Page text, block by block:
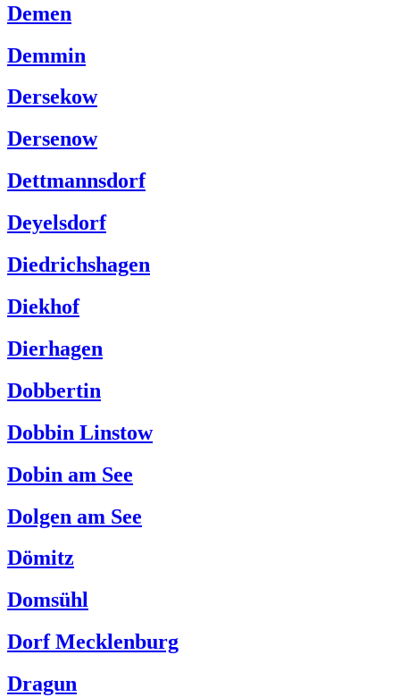
Demen
Demmin
Dersekow
Dersenow
Dettmannsdorf
Deyelsdorf
Diedrichshagen
Diekhof
Dierhagen
Dobbertin
Dobbin Linstow
Dobin am See
Dolgen am See
Dömitz
Domsühl
Dorf Mecklenburg
Dragun